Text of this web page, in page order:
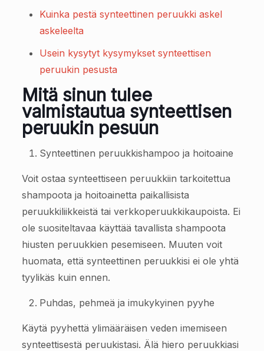
Kuinka pestä synteettinen peruukki askel
askeleelta
Usein kysytyt kysymykset synteettisen
peruukin pesusta
Mitä sinun tulee
valmistautua synteettisen
peruukin pesuun
Synteettinen peruukkishampoo ja hoitoaine
Voit ostaa synteettiseen peruukkiin tarkoitettua
shampoota ja hoitoainetta paikallisista
peruukkiliikkeistä tai verkkoperuukkikaupoista. Ei
ole suositeltavaa käyttää tavallista shampoota
hiusten peruukkien pesemiseen. Muuten voit
huomata, että synteettinen peruukkisi ei ole yhtä
tyylikäs kuin ennen.
Puhdas, pehmeä ja imukykyinen pyyhe
Käytä pyyhettä ylimääräisen veden imemiseen
synteettisestä peruukistasi. Älä hiero peruukkiasi